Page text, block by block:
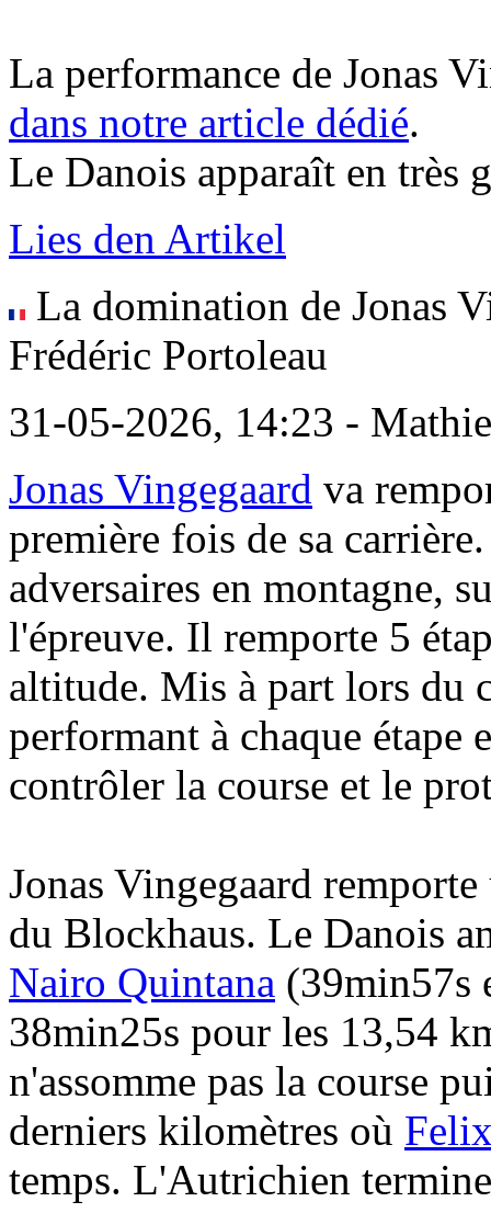
La performance de Jonas
dans notre article dédié.
Le Danois apparaît en très
Lies den Artikel
La domination de Jonas
Frédéric Portoleau
31-05-2026, 14:23 -
Jonas Vingegaard va
première fois de sa
adversaires en montagne,
l'épreuve. Il remporte 5
altitude. Mis à part lors du
performant à chaque étape
contrôler la course et le
Jonas Vingegaard
du Blockhaus. Le Danois
Nairo Quintana (39min57s
38min25s pour les 13,54
n'assomme pas la course
derniers kilomètres où
temps. L'Autrichien